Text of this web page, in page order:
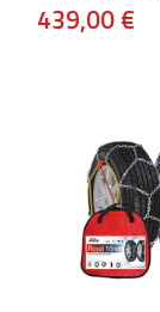
439,00 €